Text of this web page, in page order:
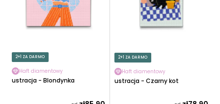
O
D
U
K
U
K
T
2+1 ZA DARMO
Haft diamentowy
Ilustracja - Blondynka
2+1 ZA DARMO
Haft diamentowy
Ilustracja - Czarny kot